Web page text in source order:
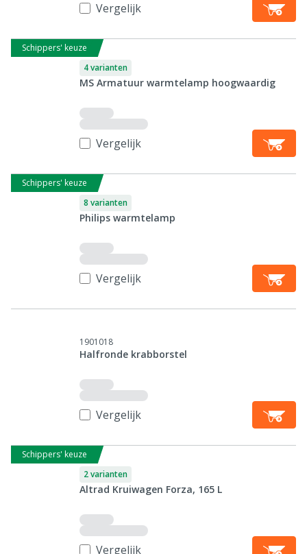
Vergelijk
Schippers' keuze
4 varianten
MS Armatuur warmtelamp hoogwaardig
Vergelijk
Schippers' keuze
8 varianten
Philips warmtelamp
Vergelijk
1901018
Halfronde krabborstel
Vergelijk
Schippers' keuze
2 varianten
Altrad Kruiwagen Forza, 165 L
Vergelijk